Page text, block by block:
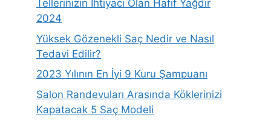
Tellerinizin İhtiyacı Olan Hafif Yağdır
2024
Yüksek Gözenekli Saç Nedir ve Nasıl
Tedavi Edilir?
2023 Yılının En İyi 9 Kuru Şampuanı
Salon Randevuları Arasında Köklerinizi
Kapatacak 5 Saç Modeli